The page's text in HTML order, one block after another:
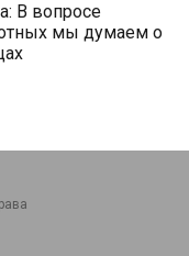
В вопросе
мы думаем о